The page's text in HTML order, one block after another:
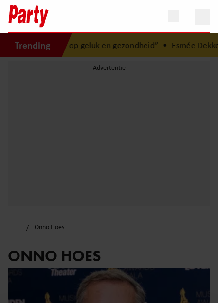
Trending
op geld, maar op geluk en gezondheid”•Esmée
Onno Hoes
ONNO HOES